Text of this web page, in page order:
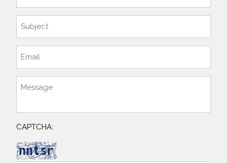
CAPTCHA: